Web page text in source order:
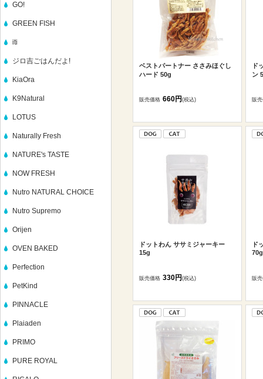
GO!
GREEN FISH
iti
ジロ吉ごはんだよ!
KiaOra
K9Natural
LOTUS
Naturally Fresh
NATURE's TASTE
NOW FRESH
Nutro NATURAL CHOICE
Nutro Supremo
Orijen
OVEN BAKED
Perfection
PetKind
PINNACLE
Plaiaden
PRIMO
PURE ROYAL
ベストパートナー ささみほぐし
ハード 50g
販売価格 660円(税込)
ド
ン
販
ドットわん ササミジャーキー
15g
販売価格 330円(税込)
ド
70g
販